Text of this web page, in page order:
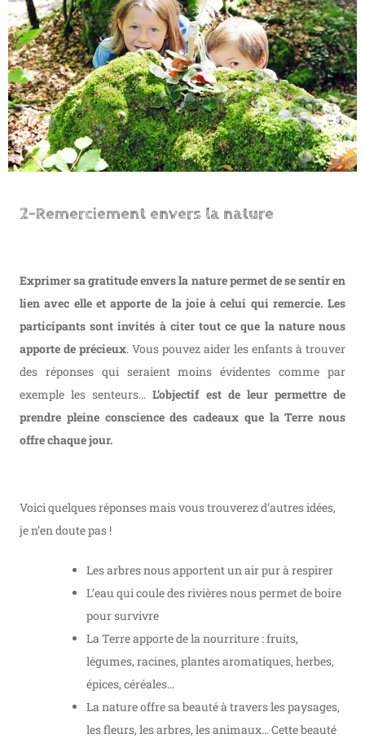
2-Remerciement envers la nature
Exprimer sa gratitude envers la nature permet de se sentir en
lien avec elle et apporte de la joie à celui qui remercie. Les
participants sont invités à citer tout ce que la nature nous
apporte de précieux. Vous pouvez aider les enfants à trouver
des réponses qui seraient moins évidentes comme par
exemple les senteurs…L’objectif est de leur permettre de
prendre pleine conscience des cadeaux que la Terre nous
offre chaque jour.
Voici quelques réponses mais vous trouverez d’autres idées,
je n’en doute pas !
Les arbres nous apportent un air pur à respirer
L’eau qui coule des rivières nous permet de boire
pour survivre
La Terre apporte de la nourriture : fruits,
légumes, racines, plantes aromatiques, herbes,
épices, céréales…
La nature offre sa beauté à travers les paysages,
les fleurs, les arbres, les animaux… Cette beauté